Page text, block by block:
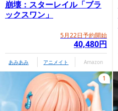
崩壊：スターレイル「ブラ
ックスワン」
5月22日予約開始
40,480円
あみあみ アニメイト Amazon
1